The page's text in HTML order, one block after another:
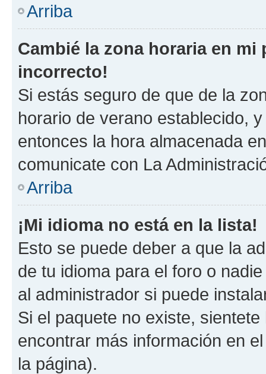
Arriba
Cambié la zona horaria en
incorrecto!
Si estás seguro de que de la
horario de verano establecido,
entonces la hora almacenada
comunicate con La
Arriba
¡Mi idioma no está en la lista!
Esto se puede deber a que la
de tu idioma para el foro o
al administrador si puede
Si el paquete no existe,
encontrar más información en
la página).